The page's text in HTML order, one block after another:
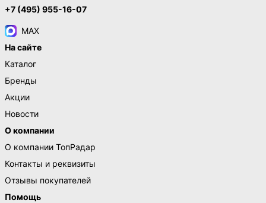
+7 (495) 955-16-07
MAX
На сайте
Каталог
Бренды
Акции
Новости
О компании
О компании ТопРадар
Контакты и реквизиты
Отзывы покупателей
Помощь